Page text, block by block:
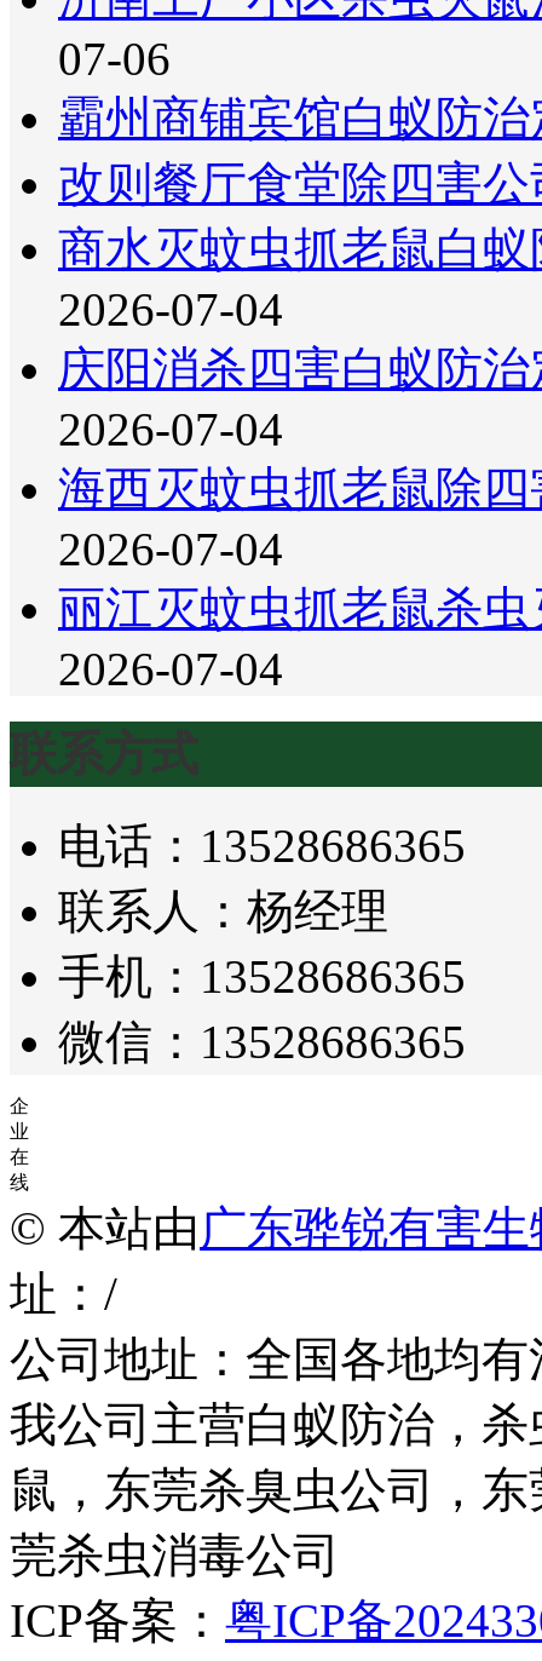
07-06
霸州商铺宾馆白蚁防
改则餐厅食堂除四害
商水灭蚊虫抓老鼠白
2026-07-04
庆阳消杀四害白蚁防
2026-07-04
海西灭蚊虫抓老鼠除
2026-07-04
丽江灭蚊虫抓老鼠杀
2026-07-04
联系方式
电话：13528686365
联系人：杨经理
手机：13528686365
微信：13528686365
企
业
在
线
© 本站由 广东骅锐有害
址：/
公司地址：全国各地均
我公司主营白蚁防治，
鼠，东莞杀臭虫公司，
莞杀虫消毒公司
ICP备案： 粤ICP备